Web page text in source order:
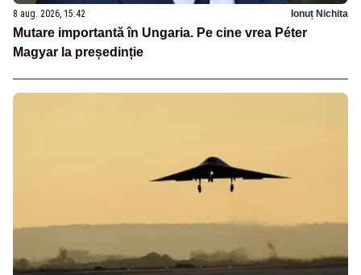
8 aug. 2026, 15:42 Ionuț Nichita
Mutare importantă în Ungaria. Pe cine vrea Péter
Magyar la președinție